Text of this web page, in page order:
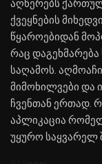
აღწერებს
ქვეყნების
წყაროებიდან
რაც
საღამოს.
მიმოხილვები და
ჩვენთან ერთად.
აპლიკაცია
უყურო საყვარელ